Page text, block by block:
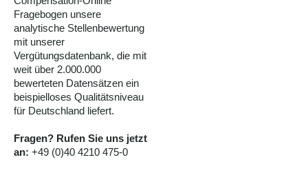
Fragebogen unsere
analytische Stellenbewertung
mit unserer
Vergütungsdatenbank, die mit
weit über 2.000.000
bewerteten Datensätzen ein
beispielloses Qualitätsniveau
für Deutschland liefert.
Fragen? Rufen Sie uns jetzt
an: +49 (0)40 4210 475-0